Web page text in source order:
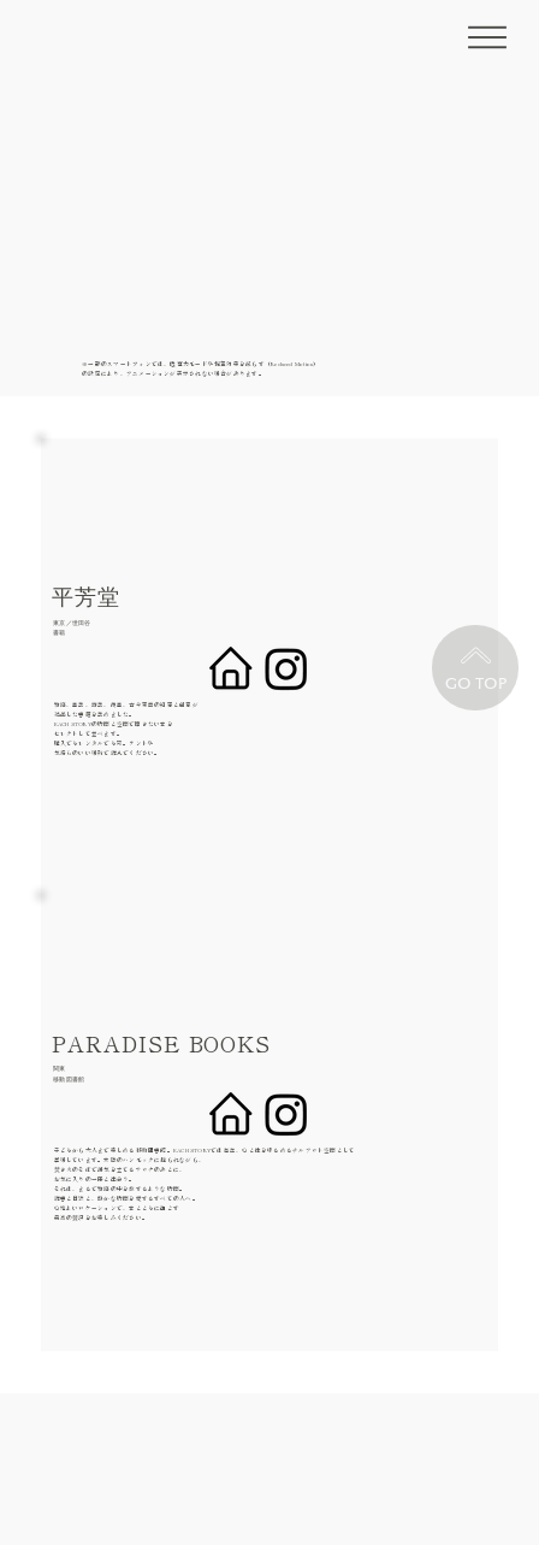
※一部のスマートフォンでは、低電力モードや視差効果を減らす（Reduced Motion）
の設定により、アニメーションが表示されない場合があります。
平芳堂
東京／世田谷
書籍
物語、画集、詩集、漫画、古今東西の知恵と創意が
結晶した書籍を集めました。
EACH STORYの時間と空間で開きたい本を
セレクトして並べます。
購入でもレンタルでも可。テントや
気持ちのいい場所で読んでください。
PARADISE BOOKS
関東
移動図書館
子どもから大人まで楽しめる移動図書館。EACH STORYでは毎年、心と体をゆるめるチルアウト空間として
登場しています。木陰のハンモックに揺られながら、
焚き火のそばで湯気を立てるサウナのあとに、
お気に入りの一冊と出会う。
それは、まるで物語の中を旅するような時間。
読書と自然と、静かな時間を愛するすべての人へ。
心地よいロケーションで、本とともに過ごす
最高の贅沢をお楽しみください。
GO TOP